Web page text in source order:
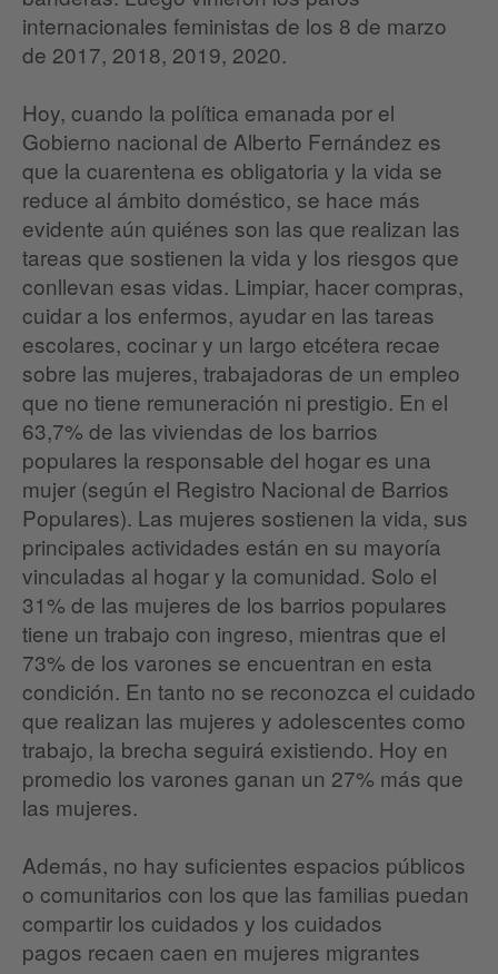
internacionales feministas de los 8 de marzo
de 2017, 2018, 2019, 2020.
Hoy, cuando la política emanada por el
Gobierno nacional de Alberto Fernández es
que la cuarentena es obligatoria y la vida se
reduce al ámbito doméstico, se hace más
evidente aún quiénes son las que realizan las
tareas que sostienen la vida y los riesgos que
conllevan esas vidas. Limpiar, hacer compras,
cuidar a los enfermos, ayudar en las tareas
escolares, cocinar y un largo etcétera recae
sobre las mujeres, trabajadoras de un empleo
que no tiene remuneración ni prestigio. En el
63,7% de las viviendas de los barrios
populares la responsable del hogar es una
mujer (según el Registro Nacional de Barrios
Populares). Las mujeres sostienen la vida, sus
principales actividades están en su mayoría
vinculadas al hogar y la comunidad. Solo el
31% de las mujeres de los barrios populares
tiene un trabajo con ingreso, mientras que el
73% de los varones se encuentran en esta
condición. En tanto no se reconozca el cuidado
que realizan las mujeres y adolescentes como
trabajo, la brecha seguirá existiendo. Hoy en
promedio los varones ganan un 27% más que
las mujeres.
Además, no hay suficientes espacios públicos
o comunitarios con los que las familias puedan
compartir los cuidados y los cuidados
pagos recaen caen en mujeres migrantes